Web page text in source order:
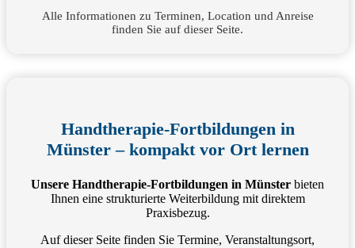
Alle Informationen zu Terminen, Location und Anreise
finden Sie auf dieser Seite.
Handtherapie-Fortbildungen in
Münster – kompakt vor Ort lernen
Unsere Handtherapie-Fortbildungen in Münster bieten
Ihnen eine strukturierte Weiterbildung mit direktem
Praxisbezug.
Auf dieser Seite finden Sie Termine, Veranstaltungsort,